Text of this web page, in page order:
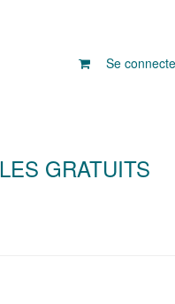
Se
LES GRATUITS